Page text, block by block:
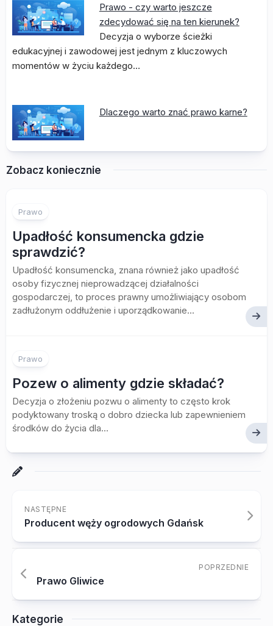
Prawo - czy warto jeszcze
zdecydować się na ten kierunek?
Decyzja o wyborze ścieżki
edukacyjnej i zawodowej jest jednym z kluczowych
momentów w życiu każdego…
Dlaczego warto znać prawo karne?
Zobacz koniecznie
Prawo
Upadłość konsumencka gdzie
sprawdzić?
Upadłość konsumencka, znana również jako upadłość
osoby fizycznej nieprowadzącej działalności
gospodarczej, to proces prawny umożliwiający osobom
zadłużonym oddłużenie i uporządkowanie...
Prawo
Pozew o alimenty gdzie składać?
Decyzja o złożeniu pozwu o alimenty to często krok
podyktowany troską o dobro dziecka lub zapewnieniem
środków do życia dla...
NASTĘPNE
Producent węży ogrodowych Gdańsk
POPRZEDNIE
Prawo Gliwice
Kategorie